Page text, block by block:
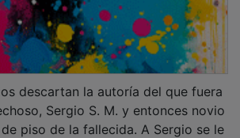
descartan la autoría del que fuera
Sergio S. M. y entonces novio
piso de la fallecida. A Sergio se le